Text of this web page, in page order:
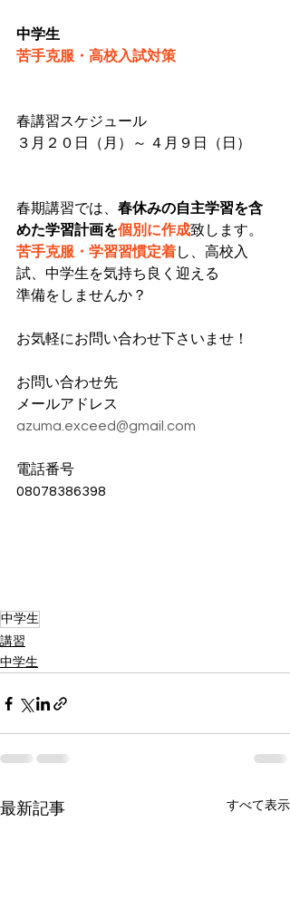
中学生
苦手克服・高校入試対策
春講習スケジュール
３月２０日（月）～ ４月９日（日）
春期講習では、 春休みの自主学習を含
めた学習計画を個別に作成致します。
苦手克服・学習習慣定着し、高校入
試、中学生を気持ち良く迎える
準備をしませんか？
お気軽にお問い合わせ下さいませ！
お問い合わせ先
メールアドレス
azuma.exceed@gmail.com
電話番号
08078386398
中学生
講習
中学生
最新記事 すべて表示